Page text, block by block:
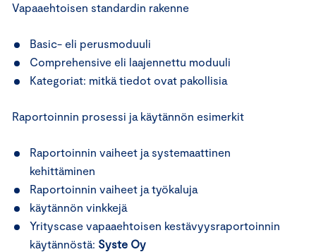
Vapaaehtoisen standardin rakenne
Basic- eli perusmoduuli
Comprehensive eli laajennettu moduuli
Kategoriat: mitkä tiedot ovat pakollisia
Raportoinnin prosessi ja käytännön esimerkit
Raportoinnin vaiheet ja systemaattinen
kehittäminen
Raportoinnin vaiheet ja työkaluja
käytännön vinkkejä
Yrityscase vapaaehtoisen kestävyysraportoinnin
käytännöstä: Syste Oy